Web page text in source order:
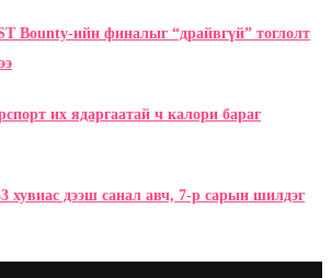
Bounty-ийн финалыг “драйвгүй” тоглолт
их ядаргаатай ч калори бараг
хувиас дээш санал авч, 7-р сарын шилдэг